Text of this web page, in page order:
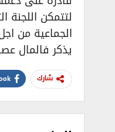
لتتمكن
الجماعية من
يذكر فالمال
شارك